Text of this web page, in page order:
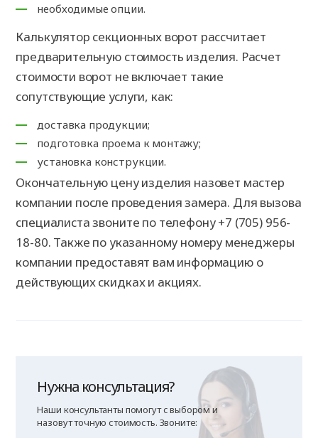
необходимые опции.
Калькулятор секционных ворот рассчитает
предварительную стоимость изделия. Расчет
стоимости ворот не включает такие
сопутствующие услуги, как:
доставка продукции;
подготовка проема к монтажу;
установка конструкции.
Окончательную цену изделия назовет мастер
компании после проведения замера. Для вызова
специалиста звоните по телефону +7 (705) 956-
18-80. Также по указанному номеру менеджеры
компании предоставят вам информацию о
действующих скидках и акциях.
Нужна консультация?
Наши консультанты помогут с выбором и
назовут точную стоимость. Звоните: